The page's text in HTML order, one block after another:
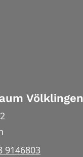
Völklingen
9146803